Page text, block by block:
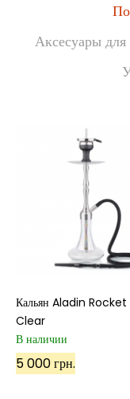
Аксесуары для
Кальян Aladin Rocket
Clear
В наличии
5 000 грн.